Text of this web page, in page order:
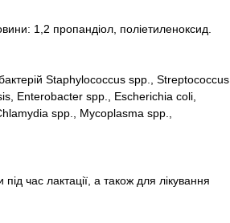
1,2 пропандіол, поліетиленоксид.
Staphylococcus spp., Streptococcus
Enterobacter spp., Escherichia coli,
spp., Mycoplasma spp.,
час лактації, а також для лікування